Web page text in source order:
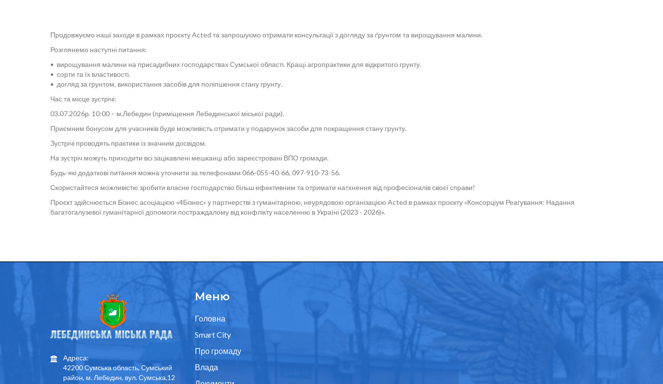
Продовжуємо наші заходи в рамках проєкту Acted та запрошуємо отримати консультації з догляду за ґрунтом та вирощування малини.
Розглянемо наступні питання:
• вирощування малини на присадибних господарствах Сумської області. Кращі агропрактики для відкритого грунту.
• сорти та їх властивості.
• догляд за грунтом, використання засобів для поліпшення стану грунту.
Час та місце зустрічі:
03.07.2026р. 10:00 – м.Лебедин (приміщення Лебединської міської ради).
Приємним бонусом для учасників буде можливість отримати у подарунок засоби для покращення стану грунту.
Зустрічі проводять практики із значним досвідом.
На зустріч можуть приходити всі зацікавлені мешканці або зареєстровані ВПО громади.
Будь-які додаткові питання можна уточнити за телефонами 066-055-40-66, 097-910-73-56.
Скористайтеся можливістю зробити власне господарство більш ефективним та отримати натхнення від професіоналів своєї справи!
Проєкт здійснюється Бізнес асоціацією «4Бізнес» у партнерстві з гуманітарною, неурядовою організацією Acted в рамках проєкту «Консорціум Реагування: Надання
багатогалузевої гуманітарної допомоги постраждалому від конфлікту населенню в Україні (2023 - 2026)».
Адреса:
42200 Сумська область, Сумський
район, м. Лебедин, вул. Сумська,12
Меню
Головна
Smart City
Про громаду
Влада